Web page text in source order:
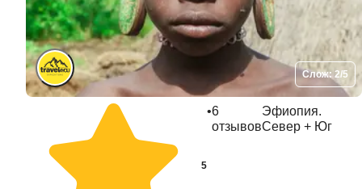
Слож: 2/5
5
•6
отзывов
Эфиопия.
Север + Юг